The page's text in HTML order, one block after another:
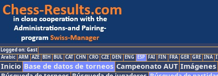
Logged on: Gast
Arabic ARM AZE BIH BUL CAT CHN CRO CZE DEN ENG ESP FAI FIN FRA GER GRE INA
Inicio Base de datos de torneos Campeonato AUT Imágenes